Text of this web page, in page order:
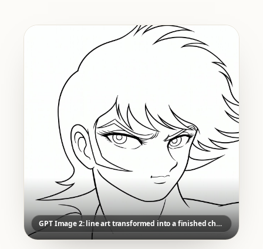
GPT Image 2: line art transformed into a finished character direction